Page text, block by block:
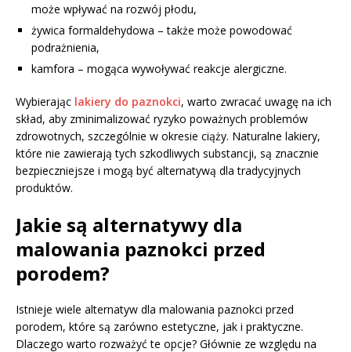
może wpływać na rozwój płodu,
żywica formaldehydowa – także może powodować
podrażnienia,
kamfora – mogąca wywoływać reakcje alergiczne.
Wybierając lakiery do paznokci, warto zwracać uwagę na ich
skład, aby zminimalizować ryzyko poważnych problemów
zdrowotnych, szczególnie w okresie ciąży. Naturalne lakiery,
które nie zawierają tych szkodliwych substancji, są znacznie
bezpieczniejsze i mogą być alternatywą dla tradycyjnych
produktów.
Jakie są alternatywy dla
malowania paznokci przed
porodem?
Istnieje wiele alternatyw dla malowania paznokci przed
porodem, które są zarówno estetyczne, jak i praktyczne.
Dlaczego warto rozważyć te opcje? Głównie ze względu na